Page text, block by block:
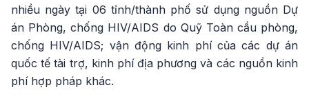
nhiều ngày tại 06 tỉnh/thành phố sử dụng nguồn Dự
án Phòng, chống HIV/AIDS do Quỹ Toàn cầu phòng,
chống HIV/AIDS; vận động kinh phí của các dự án
quốc tế tài trợ, kinh phí địa phương và các nguồn kinh
phí hợp pháp khác.